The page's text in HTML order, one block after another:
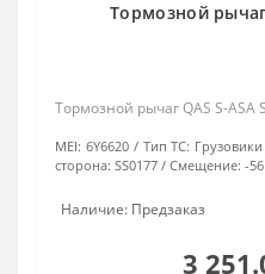
Тормозной рычаг
Тормозной рычаг QAS S-ASA
MEI: 6Y6620 Тип ТС: Грузовики
сторона: SS0177 Смещение: -56
Наличие: Предзаказ
3